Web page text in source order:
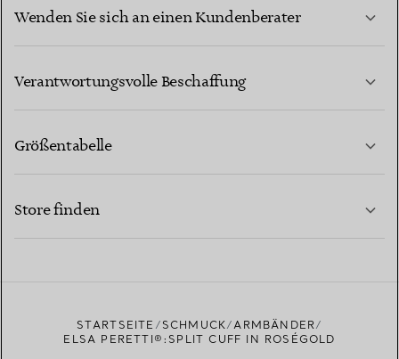
Wenden Sie sich an einen Kundenberater
Verantwortungsvolle Beschaffung
Größentabelle
Store finden
STARTSEITE SCHMUCK
ARMBÄNDER
ELSA PERETTI®:SPLIT CUFF IN ROSÉGOLD